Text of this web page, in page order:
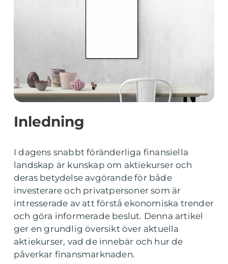
Inledning
I dagens snabbt föränderliga finansiella
landskap är kunskap om aktiekurser och
deras betydelse avgörande för både
investerare och privatpersoner som är
intresserade av att förstå ekonomiska trender
och göra informerade beslut. Denna artikel
ger en grundlig översikt över aktuella
aktiekurser, vad de innebär och hur de
påverkar finansmarknaden.